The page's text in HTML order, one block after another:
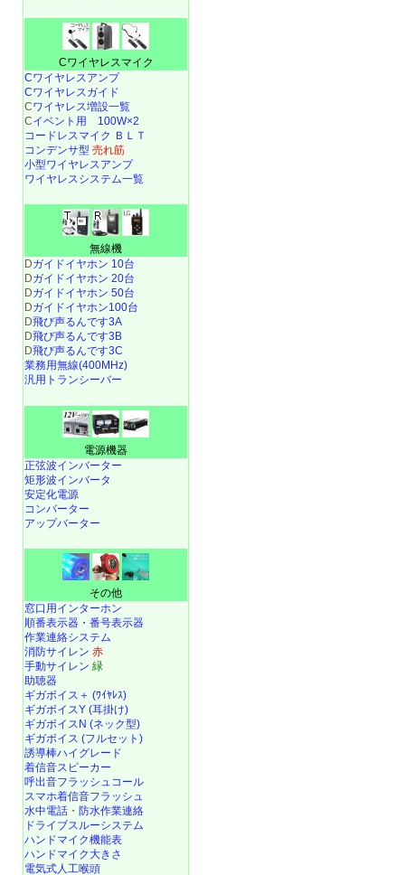
Cワイヤレスマイク
Cワイヤレスアンプ
Cワイヤレスガイド
Cワイヤレス増設一覧
Cイベント用 100W×2
コードレスマイク ＢＬＴ
コンデンサ型 売れ筋
小型ワイヤレスアンプ
ワイヤレスシステム一覧
無線機
Dガイドイヤホン 10台
Dガイドイヤホン 20台
Dガイドイヤホン 50台
Dガイドイヤホン100台
D飛び声るんです3A
D飛び声るんです3B
D飛び声るんです3C
業務用無線(400MHz)
汎用トランシーバー
電源機器
正弦波インバーター
矩形波インバータ
安定化電源
コンバーター
アップバーター
その他
窓口用インターホン
順番表示器・番号表示器
作業連絡システム
消防サイレン 赤
手動サイレン 緑
助聴器
ギガボイス＋ (ﾜｲﾔﾚｽ)
ギガボイスY (耳掛け)
ギガボイスN (ネック型)
ギガボイス (フルセット)
誘導棒ハイグレード
着信音スピーカー
呼出音フラッシュコール
スマホ着信音フラッシュ
水中電話 ・ 防水作業連絡
ドライブスルーシステム
ハンドマイク機能表
ハンドマイク大きさ
電気式人工喉頭